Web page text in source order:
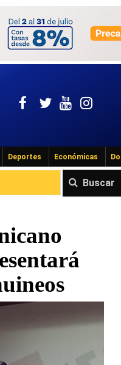
Deportes Económicas
Buscar